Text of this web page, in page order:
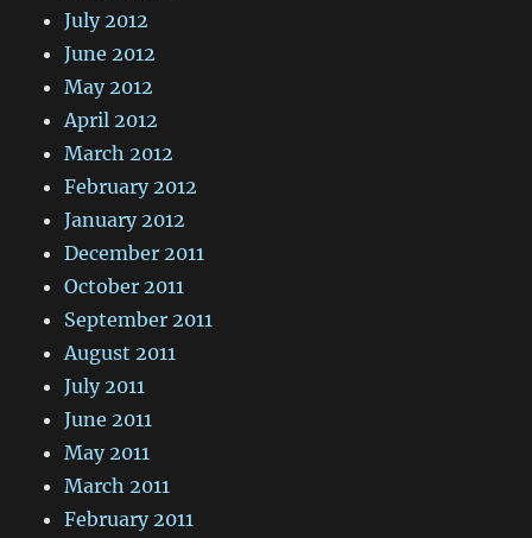
July 2012
June 2012
May 2012
April 2012
March 2012
February 2012
January 2012
December 2011
October 2011
September 2011
August 2011
July 2011
June 2011
May 2011
March 2011
February 2011